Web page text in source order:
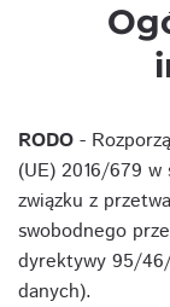
RODO -
(UE) 2016/679
związku z
swobodnego
dyrektywy 95/
danych).